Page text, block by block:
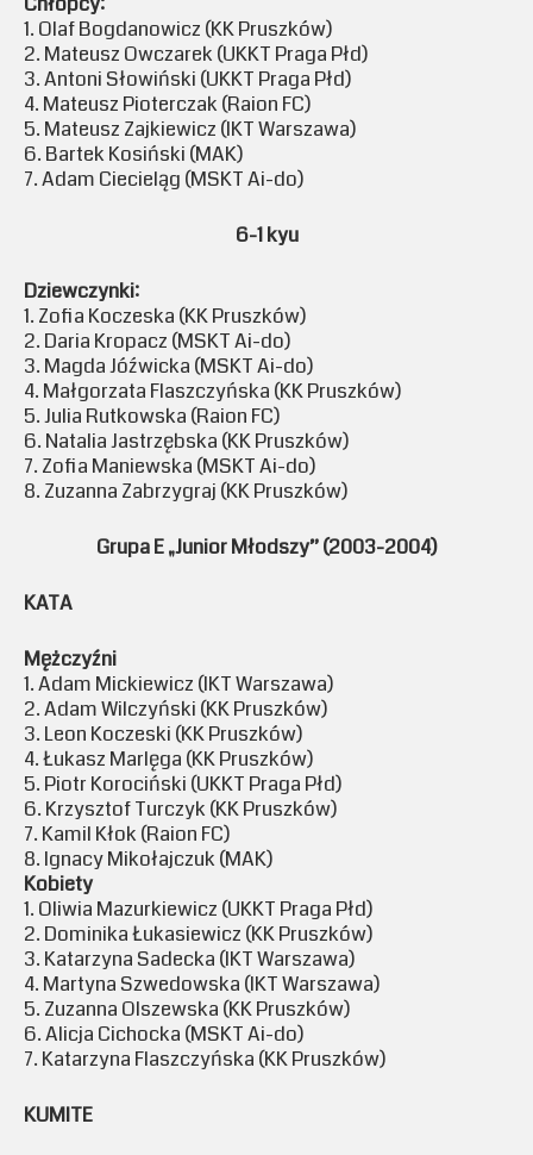
1. Olaf Bogdanowicz (KK Pruszków)
2. Mateusz Owczarek (UKKT Praga Płd)
3. Antoni Słowiński (UKKT Praga Płd)
4. Mateusz Pioterczak (Raion FC)
5. Mateusz Zajkiewicz (IKT Warszawa)
6. Bartek Kosiński (MAK)
7. Adam Ciecieląg (MSKT Ai-do)
6-1 kyu
Dziewczynki:
1. Zofia Koczeska (KK Pruszków)
2. Daria Kropacz (MSKT Ai-do)
3. Magda Jóźwicka (MSKT Ai-do)
4. Małgorzata Flaszczyńska (KK Pruszków)
5. Julia Rutkowska (Raion FC)
6. Natalia Jastrzębska (KK Pruszków)
7. Zofia Maniewska (MSKT Ai-do)
8. Zuzanna Zabrzygraj (KK Pruszków)
Grupa E „Junior Młodszy” (2003-2004)
KATA
Mężczyźni
1. Adam Mickiewicz (IKT Warszawa)
2. Adam Wilczyński (KK Pruszków)
3. Leon Koczeski (KK Pruszków)
4. Łukasz Marlęga (KK Pruszków)
5. Piotr Korociński (UKKT Praga Płd)
6. Krzysztof Turczyk (KK Pruszków)
7. Kamil Kłok (Raion FC)
8. Ignacy Mikołajczuk (MAK)
Kobiety
1. Oliwia Mazurkiewicz (UKKT Praga Płd)
2. Dominika Łukasiewicz (KK Pruszków)
3. Katarzyna Sadecka (IKT Warszawa)
4. Martyna Szwedowska (IKT Warszawa)
5. Zuzanna Olszewska (KK Pruszków)
6. Alicja Cichocka (MSKT Ai-do)
7. Katarzyna Flaszczyńska (KK Pruszków)
KUMITE